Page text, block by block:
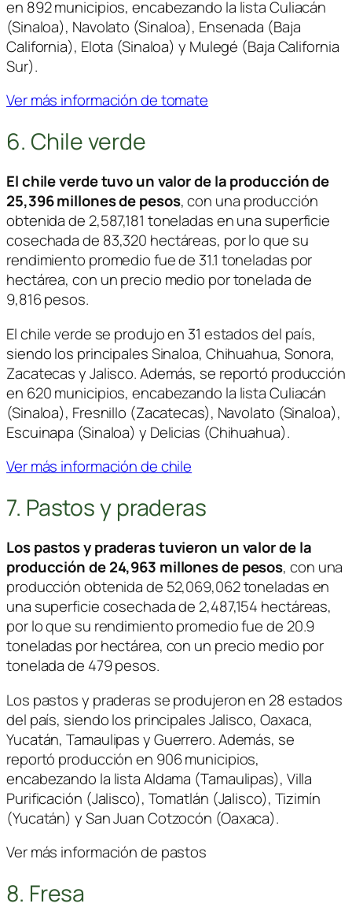
en 892 municipios, encabezando la lista Culiacán
(Sinaloa), Navolato (Sinaloa), Ensenada (Baja
California), Elota (Sinaloa) y Mulegé (Baja California
Sur).
Ver más información de tomate
6. Chile verde
El chile verde tuvo un valor de la producción de
25,396 millones de pesos, con una producción
obtenida de 2,587,181 toneladas en una superficie
cosechada de 83,320 hectáreas, por lo que su
rendimiento promedio fue de 31.1 toneladas por
hectárea, con un precio medio por tonelada de
9,816 pesos.
El chile verde se produjo en 31 estados del país,
siendo los principales Sinaloa, Chihuahua, Sonora,
Zacatecas y Jalisco. Además, se reportó producción
en 620 municipios, encabezando la lista Culiacán
(Sinaloa), Fresnillo (Zacatecas), Navolato (Sinaloa),
Escuinapa (Sinaloa) y Delicias (Chihuahua).
Ver más información de chile
7. Pastos y praderas
Los pastos y praderas tuvieron un valor de la
producción de 24,963 millones de pesos, con una
producción obtenida de 52,069,062 toneladas en
una superficie cosechada de 2,487,154 hectáreas,
por lo que su rendimiento promedio fue de 20.9
toneladas por hectárea, con un precio medio por
tonelada de 479 pesos.
Los pastos y praderas se produjeron en 28 estados
del país, siendo los principales Jalisco, Oaxaca,
Yucatán, Tamaulipas y Guerrero. Además, se
reportó producción en 906 municipios,
encabezando la lista Aldama (Tamaulipas), Villa
Purificación (Jalisco), Tomatlán (Jalisco), Tizimín
(Yucatán) y San Juan Cotzocón (Oaxaca).
Ver más información de pastos
8. Fresa